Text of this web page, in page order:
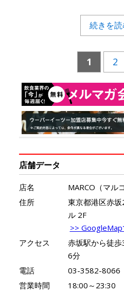
続きを
1 2
店舗データ
店名
MARCO（マルコ
住所
東京都港区赤
ル 2F
>> GoogleMap
アクセス
赤坂駅から徒
6分
電話
03-3582-8066
営業時間
18:00～23:30